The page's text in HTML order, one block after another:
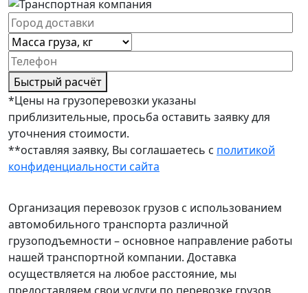
Быстрый расчёт
*Цены на грузоперевозки указаны
приблизительные, просьба оставить заявку для
уточнения стоимости.
**оставляя заявку, Вы соглашаетесь с политикой
конфиденциальности сайта
Организация перевозок грузов с использованием
автомобильного транспорта различной
грузоподъемности – основное направление работы
нашей транспортной компании. Доставка
осуществляется на любое расстояние, мы